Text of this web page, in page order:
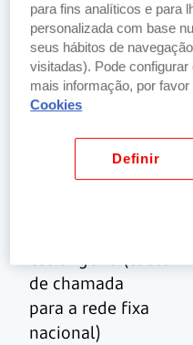
Santander mais
perto de si.
Localizar balcão
mais próximo
Por telefone
SuperLinha
+351 217 807 364
de chamada
para a rede fixa
nacional)
para fins analíticos e para
personalizada com base
seus hábitos de
visitadas). Pode
mais informação, por
Cookies
Definir